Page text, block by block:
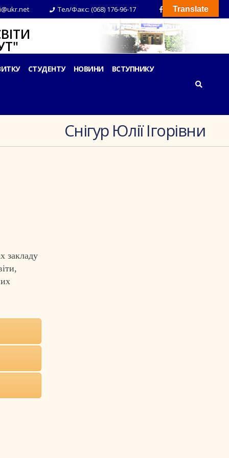
Тел/Факс: (068) 176-96-17
СТУДЕНТУ НОВИНИ ВСТУПНИКУ
Снігур Юлії Ігорівни
закладу
Translate